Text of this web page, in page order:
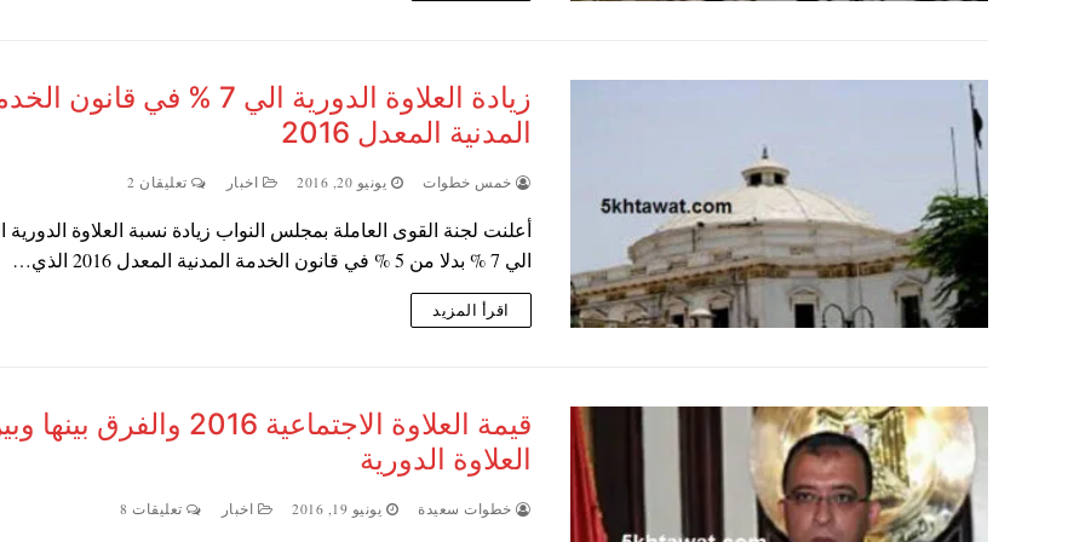
زيادة العلاوة الدورية الي 7 % في قانون
المدنية المعدل 2016
خمس خطوات يونيو 20, 2016 اخبار تعليقان 2
أعلنت لجنة القوى العاملة بمجلس النواب زيادة نسبة العلاوة الدورية
الي 7 % بدلا من 5 % في قانون الخدمة المدنية المعدل 2016 الذي…
اقرأ المزيد
قيمة العلاوة الاجتماعية 2016 والفرق
العلاوة الدورية
خطوات سعيدة يونيو 19, 2016 اخبار تعليقات 8